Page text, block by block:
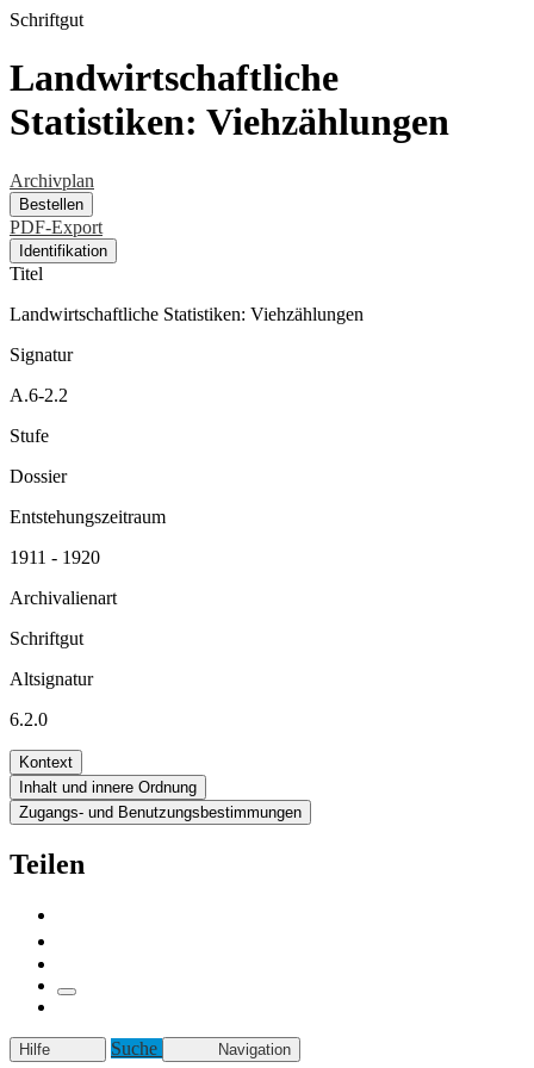
Schriftgut
Landwirtschaftliche
Statistiken: Viehzählungen
Archivplan
Bestellen
PDF-Export
Identifikation
Titel
Landwirtschaftliche Statistiken: Viehzählungen
Signatur
A.6-2.2
Stufe
Dossier
Entstehungszeitraum
1911 - 1920
Archivalienart
Schriftgut
Altsignatur
6.2.0
Kontext
Inhalt und innere Ordnung
Zugangs- und Benutzungsbestimmungen
Teilen
Hilfe Suche Navigation